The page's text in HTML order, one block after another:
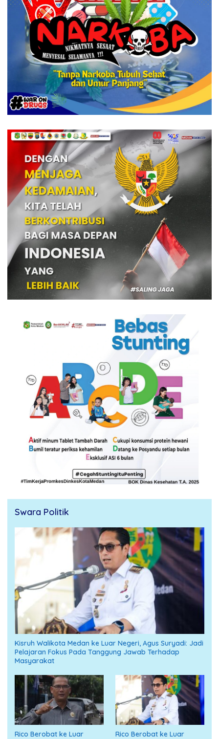
Swara Politik
Kisruh Walikota Medan ke Luar Negeri, Agus Suryadi: Jadi
Pelajaran Fokus Pada Tanggung Jawab Terhadap
Masyarakat
Rico Berobat ke Luar
Rico Berobat ke Luar